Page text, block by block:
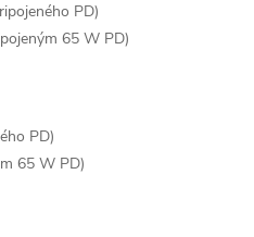
PD)
65 W PD)
PD)
65 W PD)